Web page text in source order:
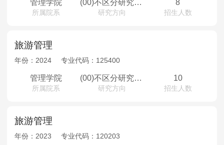
院校库 考试报名 招生政策
报名流程
MPAcc会计专硕
院校库 考试报名 招生政策 学制学费
报名流程
考试真题
报考经验 招生简章
MTA旅游管理
院校库 考试报名 招生政策
管理学院
所属院系
(00)不区分研究方向
研究方向
8
招生人数
旅游管理
年份： 2024 专业代码： 125400
管理学院
所属院系
(00)不区分研究方向
研究方向
10
招生人数
旅游管理
年份： 2023 专业代码： 120203